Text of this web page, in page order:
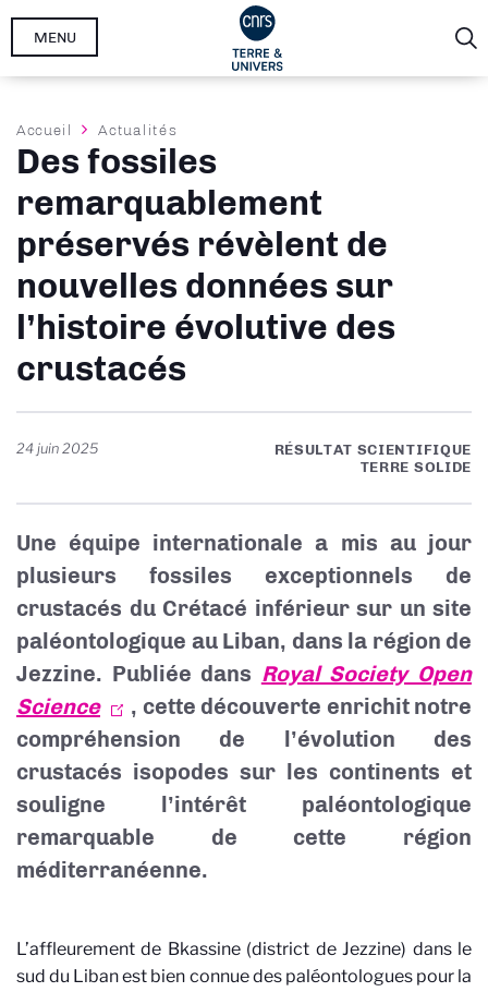
Aller
MENU
Fil
d'Ariane
Accueil Actualités
Des fossiles
remarquablement
préservés révèlent de
nouvelles données sur
l’histoire évolutive des
crustacés
24 juin 2025
RÉSULTAT SCIENTIFIQUE
TERRE SOLIDE
Une équipe internationale a mis au jour
plusieurs fossiles exceptionnels de
crustacés du Crétacé inférieur sur un site
paléontologique au Liban, dans la région de
Jezzine. Publiée dans Royal Society Open
Science
, cette découverte enrichit notre
compréhension de l’évolution des
crustacés isopodes sur les continents et
souligne l’intérêt paléontologique
remarquable de cette région
méditerranéenne.
L’affleurement de Bkassine (district de Jezzine) dans le
sud du Liban est bien connue des paléontologues pour la